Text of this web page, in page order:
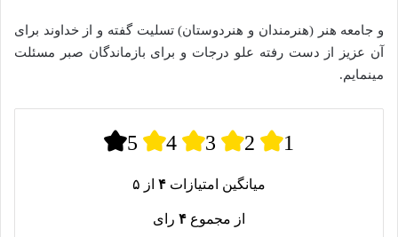
و جامعه هنر (هنرمندان و هنردوستان) تسلیت گفته و از خداوند برای
آن عزیز از دست رفته علو درجات و برای بازماندگان صبر مسئلت
مینمایم.
5 4 3 2 1
میانگین امتیازات ۴ از ۵
از مجموع ۴ رای